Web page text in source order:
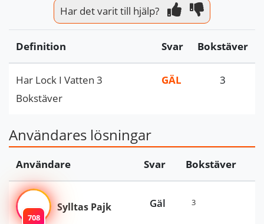
Har det varit till hjälp?
Definition Svar Bokstäver
Har Lock I Vatten 3
Bokstäver
GÄL 3
Användares lösningar
Användare Svar Bokstäver
708
Sylltas Pajk Gäl 3